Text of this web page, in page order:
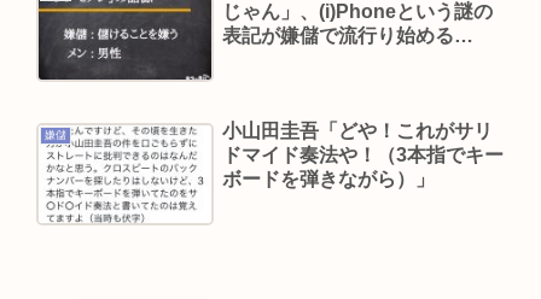
じゃん」、(i)Phoneという謎の
表記が嫌儲で流行り始める…
嫌儲
小山田圭吾「どや！これがサリ
ドマイド奏法や！（3本指でキー
ボードを弾きながら）」